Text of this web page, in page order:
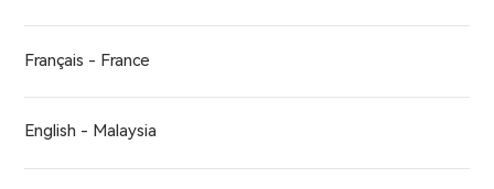
Français - France
English - Malaysia